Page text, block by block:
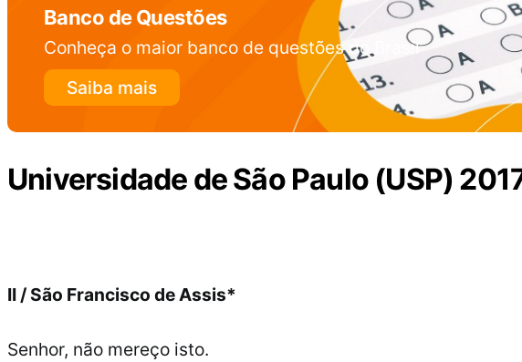
Banco de Questões
Conheça o maior banco de questões do Brasil
Saiba mais
Universidade de São Paulo (USP)
II / São Francisco de Assis*
Senhor, não mereço isto.